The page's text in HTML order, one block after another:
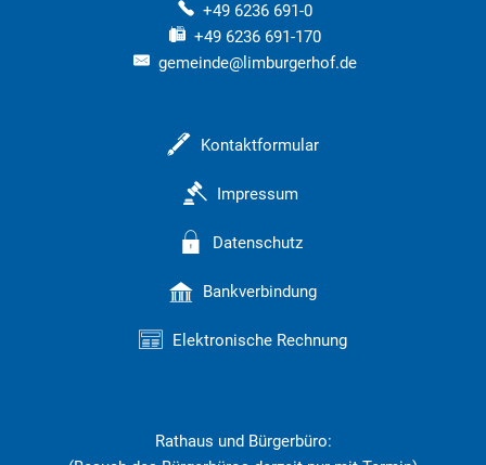
+49 6236 691-0
+49 6236 691-170
gemeinde@limburgerhof.de
Kontaktformular
Impressum
Datenschutz
Bankverbindung
Elektronische Rechnung
Rathaus und Bürgerbüro: